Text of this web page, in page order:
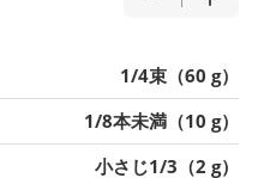
1/4束（60 g）
1/8本未満（10 g）
小さじ1/3（2 g）